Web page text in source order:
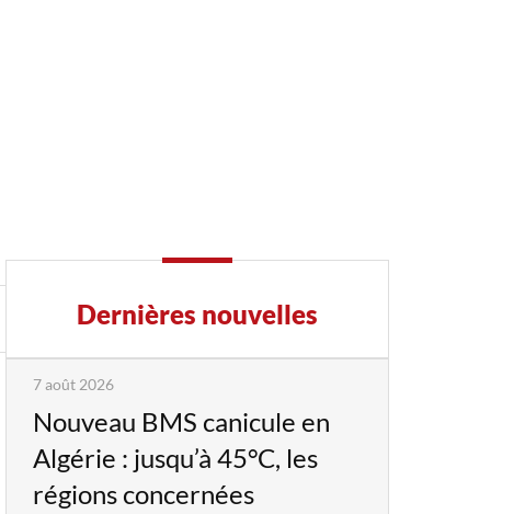
Dernières nouvelles
7 août 2026
Nouveau BMS canicule en
Algérie : jusqu’à 45°C, les
régions concernées